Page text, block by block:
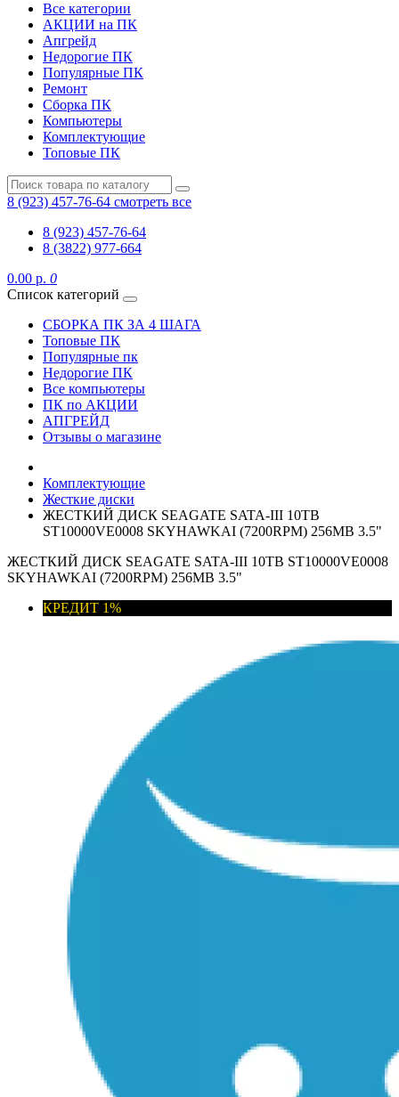
Все категории
АКЦИИ на ПК
Апгрейд
Недорогие ПК
Популярные ПК
Ремонт
Сборка ПК
Компьютеры
Комплектующие
Топовые ПК
8 (923) 457-76-64 смотреть все
8 (923) 457-76-64
8 (3822) 977-664
0.00 р. 0
Список категорий
СБОРКА ПК ЗА 4 ШАГА
Топовые ПК
Популярные пк
Недорогие ПК
Все компьютеры
ПК по АКЦИИ
АПГРЕЙД
Отзывы о магазине
Комплектующие
Жесткие диски
ЖЕСТКИЙ ДИСК SEAGATE SATA-III 10TB
ST10000VE0008 SKYHAWKAI (7200RPM) 256MB 3.5"
ЖЕСТКИЙ ДИСК SEAGATE SATA-III 10TB ST10000VE0008
SKYHAWKAI (7200RPM) 256MB 3.5"
КРЕДИТ 1%